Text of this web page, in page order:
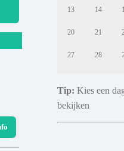
13 14
20 21
27 28
Tip: Kies een
bekijken